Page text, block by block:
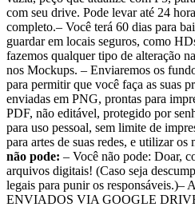
com seu drive. Pode levar até 24
completo.– Você terá 60 dias para
guardar em locais seguros, como
fazemos qualquer tipo de alteração
nos Mockups. – Enviaremos os
para permitir que você faça as suas
enviadas em PNG, prontas para
PDF, não editável, protegido por
para uso pessoal, sem limite de
para artes de suas redes, e utilizar os
não pode: – Você não pode: Doar,
arquivos digitais! (Caso seja
legais para punir os
ENVIADOS VIA GOOGLE